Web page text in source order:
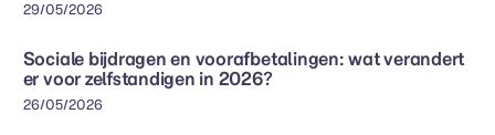
29/05/2026
Sociale bijdragen en voorafbetalingen: wat verandert
er voor zelfstandigen in 2026?
26/05/2026